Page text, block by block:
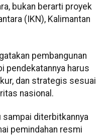
bukan berarti proyek
(IKN), Kalimantan
pembangunan
pendekatannya harus
dan strategis sesuai
nasional.
sampai diterbitkannya
pemindahan resmi